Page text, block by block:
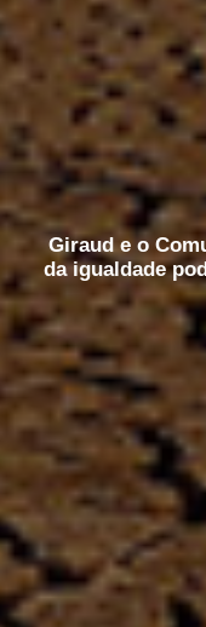
Giraud e o
da igualdade